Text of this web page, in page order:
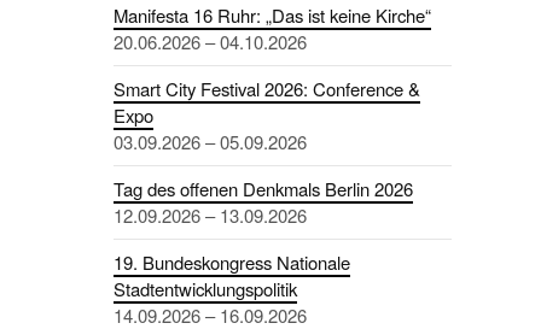
Manifesta 16 Ruhr: „Das ist keine Kirche“
20.06.2026 – 04.10.2026
Smart City Festival 2026: Conference &
Expo
03.09.2026 – 05.09.2026
Tag des offenen Denkmals Berlin 2026
12.09.2026 – 13.09.2026
19. Bundeskongress Nationale
Stadtentwicklungspolitik
14.09.2026 – 16.09.2026